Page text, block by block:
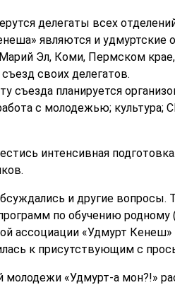
делегаты всех
являются и
Эл, Коми, Пермском
своих делегатов.
съезда планируется
с молодежью;
интенсивная
и другие
по обучению
ассоциации «Удмурт
к присутствующим с
«Удмурт-а мон?!»